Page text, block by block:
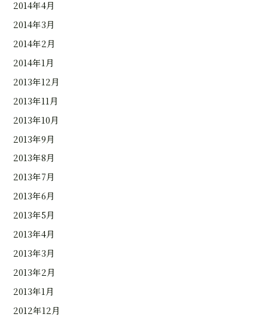
2014年4月
2014年3月
2014年2月
2014年1月
2013年12月
2013年11月
2013年10月
2013年9月
2013年8月
2013年7月
2013年6月
2013年5月
2013年4月
2013年3月
2013年2月
2013年1月
2012年12月